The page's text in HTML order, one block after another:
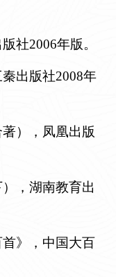
版社2006年版。
出版社2008年
），凤凰出版
，湖南教育出
》，中国大百